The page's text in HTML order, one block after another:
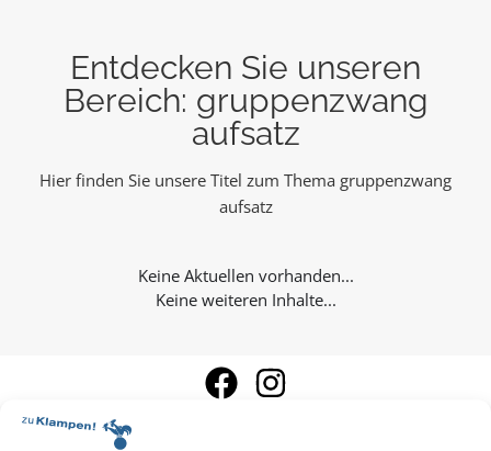
Entdecken Sie unseren
Bereich: gruppenzwang
aufsatz
Hier finden Sie unsere Titel zum Thema gruppenzwang
aufsatz
Keine weiteren Inhalte...